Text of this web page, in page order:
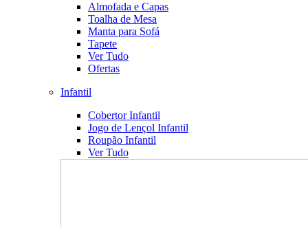
Almofada e Capas
Toalha de Mesa
Manta para Sofá
Tapete
Ver Tudo
Ofertas
Infantil
Cobertor Infantil
Jogo de Lençol Infantil
Roupão Infantil
Ver Tudo